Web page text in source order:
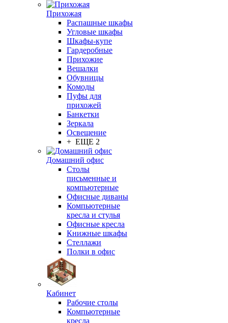
Прихожая
Распашные шкафы
Угловые шкафы
Шкафы-купе
Гардеробные
Прихожие
Вешалки
Обувницы
Комоды
Пуфы для
прихожей
Банкетки
Зеркала
Освещение
+ ЕЩЕ 2
Домашний офис
Столы
письменные и
компьютерные
Офисные диваны
Компьютерные
кресла и стулья
Офисные кресла
Книжные шкафы
Стеллажи
Полки в офис
Кабинет
Рабочие столы
Компьютерные
кресла